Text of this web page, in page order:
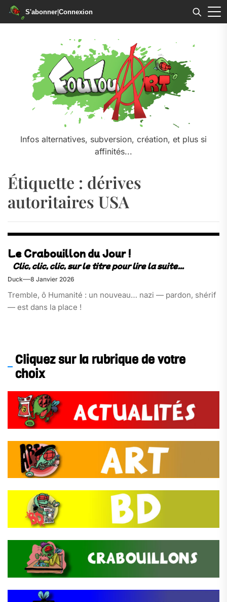
S'abonner|Connexion
Infos alternatives, subversion, création, et plus si
affinités...
Étiquette : dérives
autoritaires USA
Le Crabouillon du Jour !
Duck 8 Janvier 2026
Tremble, ô Humanité : un nouveau… nazi — pardon, shérif
— est dans la place !
Cliquez sur la rubrique de votre
choix